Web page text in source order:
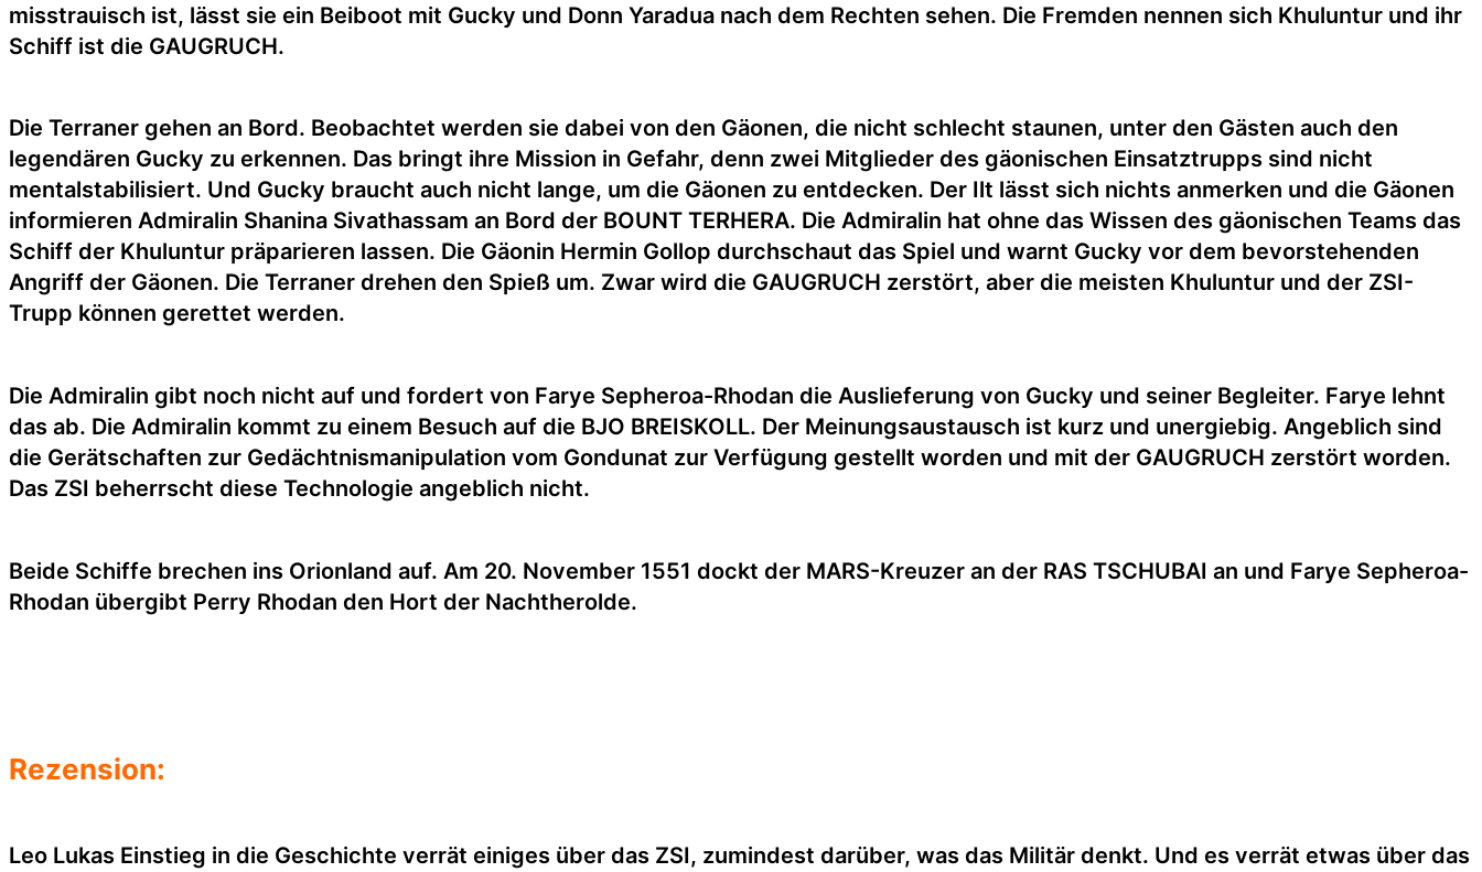
misstrauisch ist, lässt sie ein Beiboot mit Gucky und Donn Yaradua nach dem Rechten sehen. Die Fremden nennen sich Khuluntur und ihr
Schiff ist die GAUGRUCH.
Die Terraner gehen an Bord. Beobachtet werden sie dabei von den Gäonen, die nicht schlecht staunen, unter den Gästen auch den
legendären Gucky zu erkennen. Das bringt ihre Mission in Gefahr, denn zwei Mitglieder des gäonischen Einsatztrupps sind nicht
mentalstabilisiert. Und Gucky braucht auch nicht lange, um die Gäonen zu entdecken. Der Ilt lässt sich nichts anmerken und die Gäonen
informieren Admiralin Shanina Sivathassam an Bord der BOUNT TERHERA. Die Admiralin hat ohne das Wissen des gäonischen Teams das
Schiff der Khuluntur präparieren lassen. Die Gäonin Hermin Gollop durchschaut das Spiel und warnt Gucky vor dem bevorstehenden
Angriff der Gäonen. Die Terraner drehen den Spieß um. Zwar wird die GAUGRUCH zerstört, aber die meisten Khuluntur und der ZSI-
Trupp können gerettet werden.
Die Admiralin gibt noch nicht auf und fordert von Farye Sepheroa-Rhodan die Auslieferung von Gucky und seiner Begleiter. Farye lehnt
das ab. Die Admiralin kommt zu einem Besuch auf die BJO BREISKOLL. Der Meinungsaustausch ist kurz und unergiebig. Angeblich sind
die Gerätschaften zur Gedächtnismanipulation vom Gondunat zur Verfügung gestellt worden und mit der GAUGRUCH zerstört worden.
Das ZSI beherrscht diese Technologie angeblich nicht.
Beide Schiffe brechen ins Orionland auf. Am 20. November 1551 dockt der MARS-Kreuzer an der RAS TSCHUBAI an und Farye Sepheroa-
Rhodan übergibt Perry Rhodan den Hort der Nachtherolde.
Rezension:
Leo Lukas Einstieg in die Geschichte verrät einiges über das ZSI, zumindest darüber, was das Militär denkt. Und es verrät etwas über das